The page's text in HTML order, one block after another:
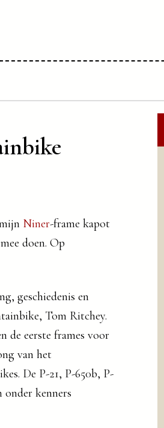
Niner-frame kapot
doen. Op
geschiedenis en
Tom Ritchey.
de eerste frames voor
van het
De P-21, P-650b, P-
kenners